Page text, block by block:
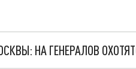
НА ГЕНЕРАЛОВ